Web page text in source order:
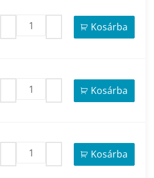
Kosárba
Kosárba
Kosárba